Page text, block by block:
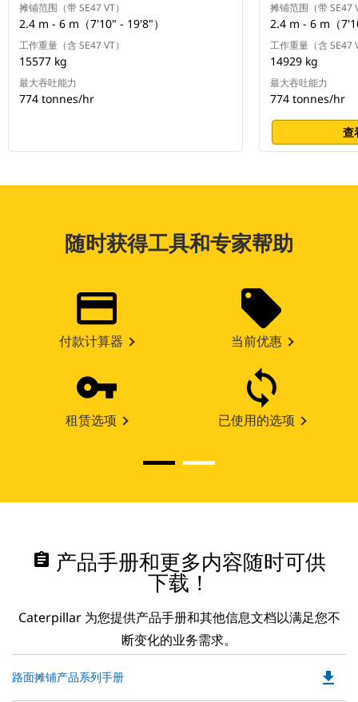
摊铺范围（带 SE47 VT）
2.4 m - 6 m（7'10" - 19'8"）
工作重量（含 SE47 VT）
15577 kg
最大吞吐能力
774 tonnes/hr
摊铺范围（带 SE47
2.4 m - 6 m（
工作重量（含 SE47
14929 kg
最大吞吐能力
774 tonnes/hr
查
随时获得工具和专家帮助
付款计算器 当前优惠
租赁选项 已使用的选项
assignment 产品手册和更多内容随时可供
下载！
Caterpillar 为您提供产品手册和其他信息文档以满足您不
断变化的业务需求。
路面摊铺产品系列手册 file_download